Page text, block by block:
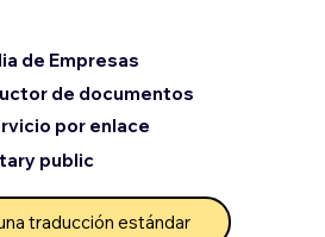
de documentos
por enlace
de Empresas
public
traducción estándar